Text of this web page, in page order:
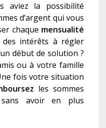
aviez la possibilité
d’argent qui vous
chaque mensualité
intérêts à régler
début de solution ?
ou à votre famille
fois votre situation
les sommes
avoir en plus